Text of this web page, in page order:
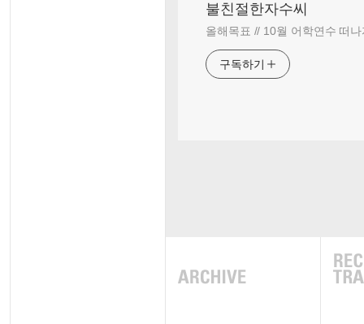
불친절한자수씨
올해목표 // 10월 어학연수 떠나
구독하기